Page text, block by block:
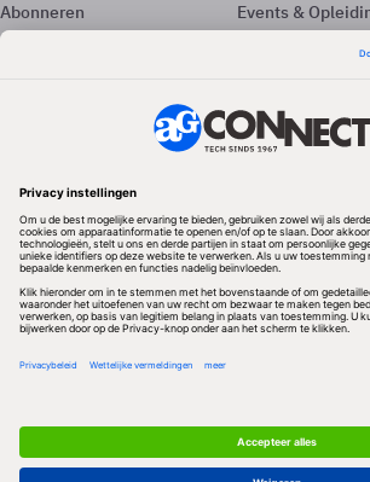
Abonneren
Adverteren
Events &
Volg ons
Redactionele partner
Algemene Voorwaarden & Copyrights